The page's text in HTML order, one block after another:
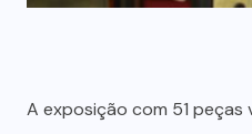
A exposição com 51